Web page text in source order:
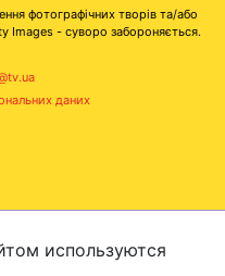
фотографічних творів та/або
Images - суворо забороняється.
даних
используются